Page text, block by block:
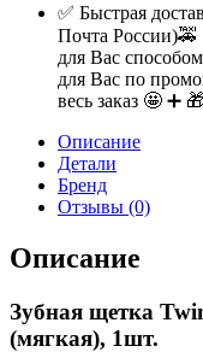
✅ Быстрая
Почта
для Вас
для Вас по
весь заказ 🤩 ➕
Описание
Детали
Бренд
Отзывы (0)
Описание
Зубная щетка
(мягкая), 1шт.